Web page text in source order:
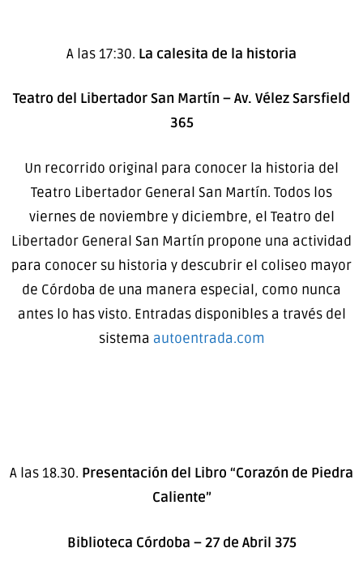
A las 17:30. La calesita de la historia
Teatro del Libertador San Martín – Av. Vélez Sarsfield
365
Un recorrido original para conocer la historia del
Teatro Libertador General San Martín. Todos los
viernes de noviembre y diciembre, el Teatro del
Libertador General San Martín propone una actividad
para conocer su historia y descubrir el coliseo mayor
de Córdoba de una manera especial, como nunca
antes lo has visto. Entradas disponibles a través del
sistema autoentrada.com
A las 18.30. Presentación del Libro “Corazón de Piedra
Caliente”
Biblioteca Córdoba – 27 de Abril 375